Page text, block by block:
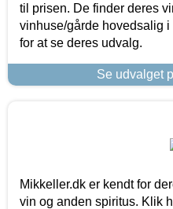
til prisen. De finder deres
vinhuse/gårde hovedsalig
for at se deres udvalg.
Se udvalget
Mikkeller.dk er kendt for
vin og anden spiritus. Klik